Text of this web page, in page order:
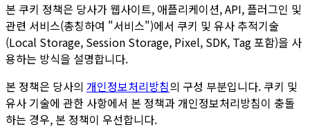
본 쿠키 정책은 당사가 웹사이트, 애플리케이션, API, 플러그인 및
관련 서비스(총칭하여 "서비스")에서 쿠키 및 유사 추적기술
(Local Storage, Session Storage, Pixel, SDK, Tag 포함)을 사
용하는 방식을 설명합니다.
본 정책은 당사의 개인정보처리방침의 구성 부분입니다. 쿠키 및
유사 기술에 관한 사항에서 본 정책과 개인정보처리방침이 충돌
하는 경우, 본 정책이 우선합니다.